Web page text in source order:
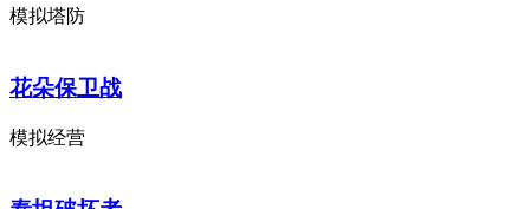
模拟塔防
花朵保卫战
模拟经营